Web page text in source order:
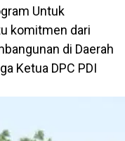
Untuk
komitmen dari
di Daerah
Ketua DPC PDI